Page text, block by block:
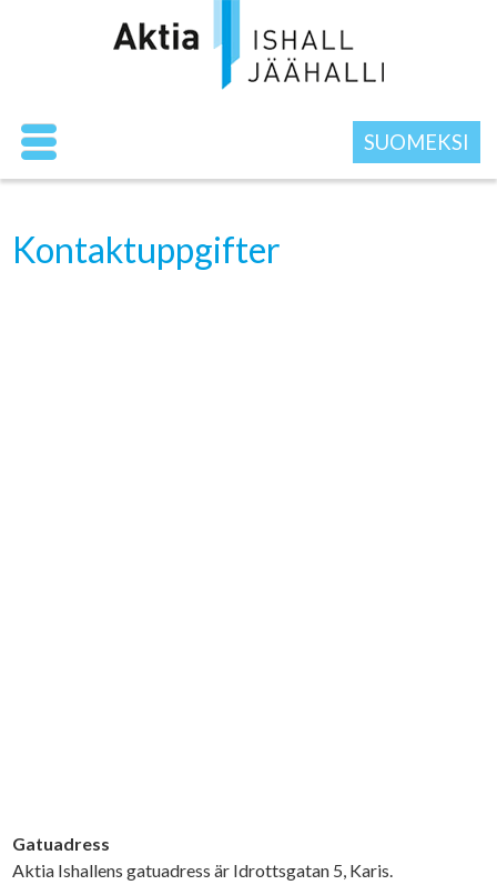
SUOMEKSI
Kontaktuppgifter
Gatuadress
Aktia Ishallens gatuadress är Idrottsgatan 5, Karis.